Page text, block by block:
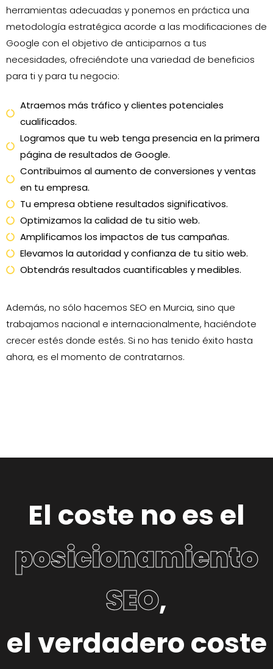
herramientas adecuadas y ponemos en práctica una
metodología estratégica acorde a las modificaciones de
Google con el objetivo de anticiparnos a tus
necesidades, ofreciéndote una variedad de beneficios
para ti y para tu negocio:
Atraemos más tráfico y clientes potenciales
cualificados.
Logramos que tu web tenga presencia en la primera
página de resultados de Google.
Contribuimos al aumento de conversiones y ventas
en tu empresa.
Tu empresa obtiene resultados significativos.
Optimizamos la calidad de tu sitio web.
Amplificamos los impactos de tus campañas.
Elevamos la autoridad y confianza de tu sitio web.
Obtendrás resultados cuantificables y medibles.
Además, no sólo hacemos SEO en Murcia, sino que
trabajamos nacional e internacionalmente, haciéndote
crecer estés donde estés. Si no has tenido éxito hasta
ahora, es el momento de contratarnos.
El coste no es el
posicionamiento
SEO,
el verdadero coste